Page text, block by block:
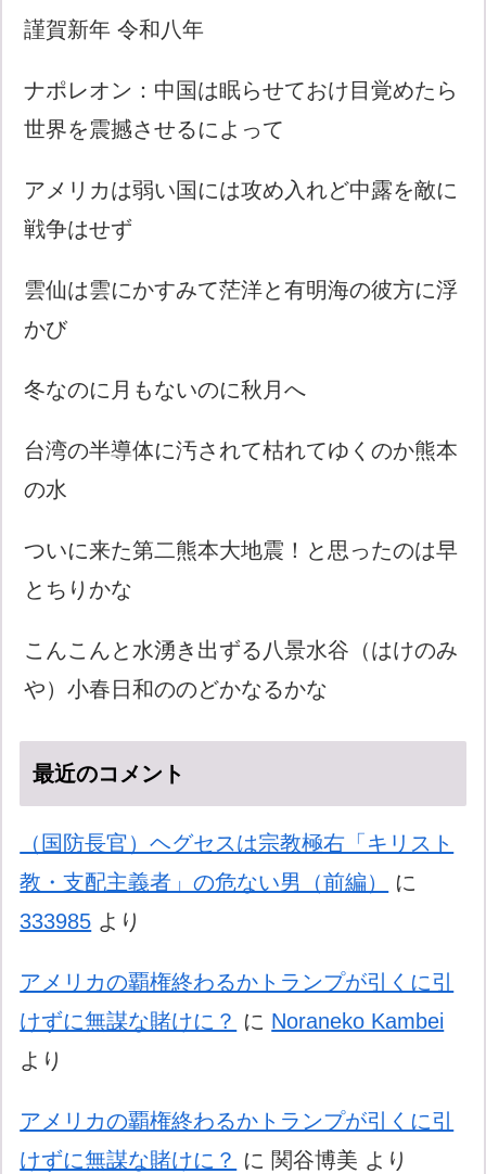
謹賀新年 令和八年
ナポレオン：中国は眠らせておけ目覚めたら
世界を震撼させるによって
アメリカは弱い国には攻め入れど中露を敵に
戦争はせず
雲仙は雲にかすみて茫洋と有明海の彼方に浮
かび
冬なのに月もないのに秋月へ
台湾の半導体に汚されて枯れてゆくのか熊本
の水
ついに来た第二熊本大地震！と思ったのは早
とちりかな
こんこんと水湧き出ずる八景水谷（はけのみ
や）小春日和ののどかなるかな
最近のコメント
（国防長官）ヘグセスは宗教極右「キリスト
教・支配主義者」の危ない男（前編）
に
333985 より
アメリカの覇権終わるかトランプが引くに引
けずに無謀な賭けに？ に Noraneko Kambei
より
アメリカの覇権終わるかトランプが引くに引
けずに無謀な賭けに？ に 関谷博美 より